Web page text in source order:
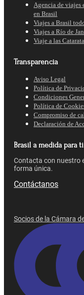
Agencia de viajes
en Brasil
Viajes a Brasil
Viajes a Río de
Viaje a las
Transparencia
Aviso Legal
Política de
Condiciones
Política de
Compromiso de
Declaración de
Brasil a medida para ti
Contacta con nuestro
forma única.
Contáctanos
Socios de la Cámara